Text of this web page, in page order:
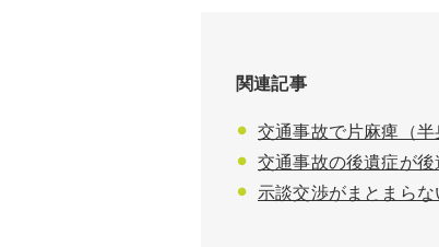
関連記事
交通事故で片麻痺（
交通事故の後遺症が
示談交渉がまとまら